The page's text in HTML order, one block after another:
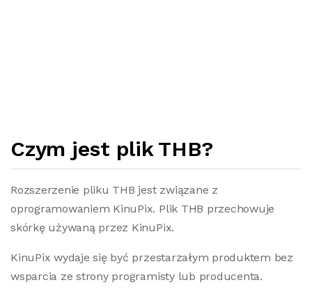
Czym jest plik THB?
Rozszerzenie pliku THB jest związane z
oprogramowaniem KinuPix. Plik THB przechowuje
skórkę używaną przez KinuPix.
KinuPix wydaje się być przestarzałym produktem bez
wsparcia ze strony programisty lub producenta.